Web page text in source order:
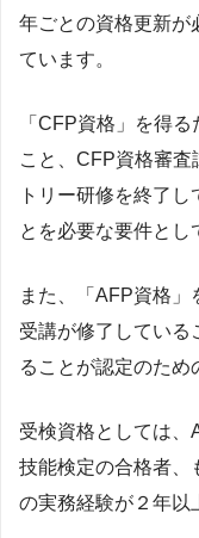
年ごとの資格更新が
ています。
「CFP資格」を得
こと、CFP資格審
トリー研修を終了
とを必要な要件とし
また、「AFP資格
受講が修了している
ることが認定のため
受検資格としては、
技能検定の合格者、
の実務経験が２年以